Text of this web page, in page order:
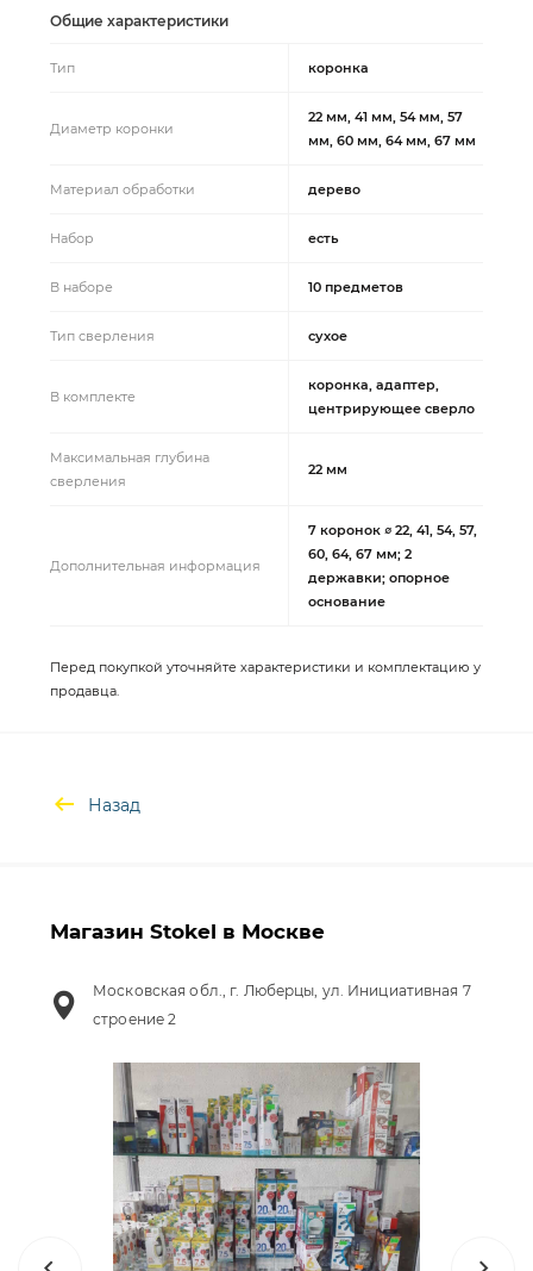
Общие характеристики
Тип коронка
Диаметр коронки
22 мм, 41 мм, 54 мм, 57
мм, 60 мм, 64 мм, 67 мм
Материал обработки дерево
Набор есть
В наборе 10 предметов
Тип сверления сухое
В комплекте
коронка, адаптер,
центрирующее сверло
Максимальная глубина
сверления
22 мм
Дополнительная информация
7 коронок ∅ 22, 41, 54, 57,
60, 64, 67 мм; 2
державки; опорное
основание
Перед покупкой уточняйте характеристики и комплектацию у
продавца.
Назад
Магазин Stokel в Москве
Московская обл., г. Люберцы, ул. Инициативная 7
строение 2